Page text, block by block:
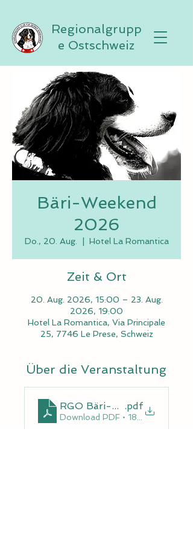
Regionalgrupp
e Ostschweiz
Bäri-Weekend
2026
Do., 20. Aug. Hotel La Romantica
Zeit & Ort
20. Aug. 2026, 15:00 – 23. Aug.
2026, 19:00
Hotel La Romantica, Via Principale
25, 7746 Le Prese, Schweiz
Über die Veranstaltung
RGO Bäri-Weekend 2026,
.pdf
Download PDF • 182KB